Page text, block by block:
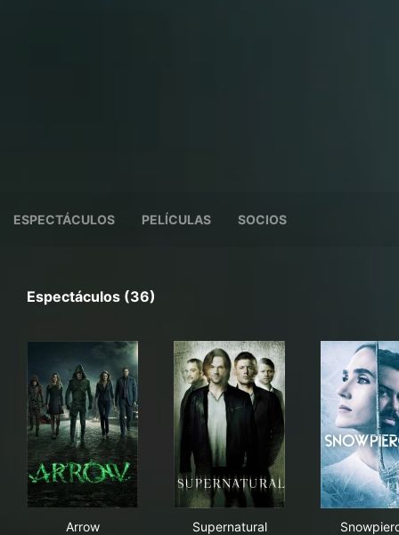
ESPECTÁCULOS PELÍCULAS SOCIOS
Espectáculos (36)
Arrow
Supernatural